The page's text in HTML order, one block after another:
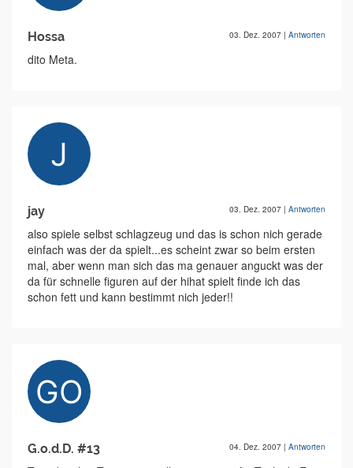
Hossa 03. Dez. 2007 | Antworten
dito Meta.
jay 03. Dez. 2007 | Antworten
also spiele selbst schlagzeug und das is schon nich gerade
einfach was der da spielt...es scheint zwar so beim ersten
mal, aber wenn man sich das ma genauer anguckt was der
da für schnelle figuren auf der hihat spielt finde ich das
schon fett und kann bestimmt nich jeder!!
G.o.d.D. #13 04. Dez. 2007 | Antworten